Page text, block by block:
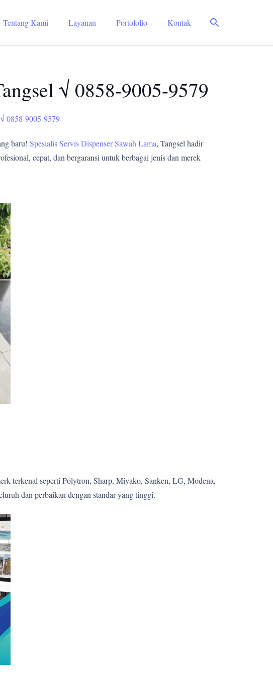
Tentang Kami Layanan Portofolio Kontak search
√ 0858-9005-9579
0858-9005-9579
baru! Spesialis Servis Dispenser Sawah Lama, Tangsel hadir
cepat, dan bergaransi untuk berbagai jenis dan merek
terkenal seperti Polytron, Sharp, Miyako, Sanken, LG, Modena,
dan perbaikan dengan standar yang tinggi.